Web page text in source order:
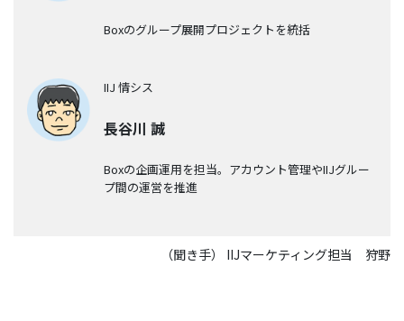
Boxのグループ展開プロジェクトを統括
IIJ 情シス
長谷川 誠
Boxの企画運用を担当。アカウント管理やIIJグルー
プ間の運営を推進
（聞き手） IIJマーケティング担当 狩野